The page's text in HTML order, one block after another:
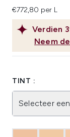
Verdien
Neem
€772,80 per L
TINT :
Selecteer